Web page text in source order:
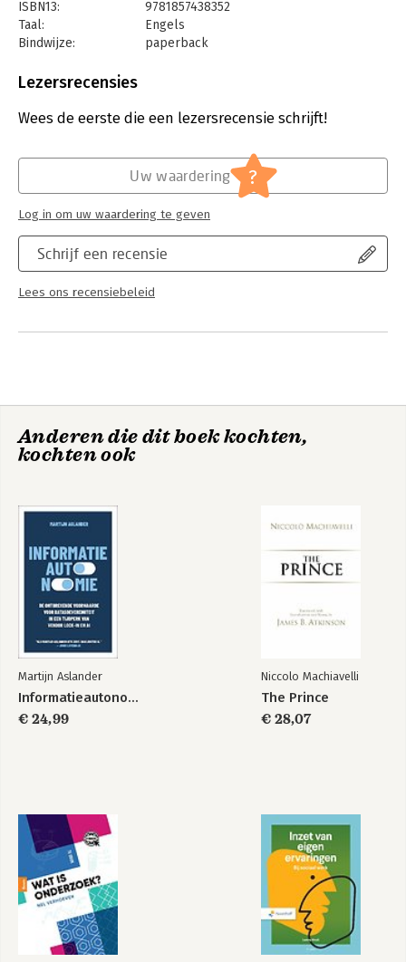
The opening graphics section displays notable defence
statistics, while additional data sets detail selected arms orders
and military exercises, as well as comparative defence
indispensable handbook for anyone conducting serious
Institute for Strategic Studies, founded in 1958, is an
problems of conflict, however caused, that have, or potentially
have, an important military dimension.
ISBN13:
9781857438352
Taal:
Engels
Bindwijze:
paperback
Uitgever:
Verschijningsdatum:
25-2-2016
Mens en maatschappij
The Military Balance
Lezersrecensies
Wees de eerste die een lezersrecensie schrijft!
Schrijf een recensie
Lees ons recensiebeleid
Uw waardering ?
Log in om uw waardering te geven
Anderen die dit boek kochten,
kochten ook
Martijn Aslander
Informatieautonomie
€ 24,99
Niccolo Machiavelli
The Prince
€ 28,07